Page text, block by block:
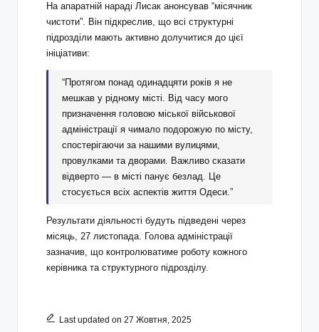
На апаратній нараді Лисак анонсував “місячник
чистоти”. Він підкреслив, що всі структурні
підрозділи мають активно долучитися до цієї
ініціативи:
“Протягом понад одинадцяти років я не
мешкав у рідному місті. Від часу мого
призначення головою міської військової
адміністрації я чимало подорожую по місту,
спостерігаючи за нашими вулицями,
провулками та дворами. Важливо сказати
відверто — в місті панує безлад. Це
стосується всіх аспектів життя Одеси.”
Результати діяльності будуть підведені через
місяць, 27 листопада. Голова адміністрації
зазначив, що контролюватиме роботу кожного
керівника та структурного підрозділу.
Last updated on 27 Жовтня, 2025